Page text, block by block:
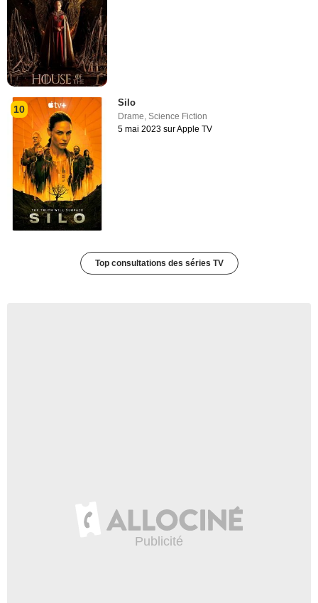
10
Silo
Drame,Science Fiction
5 mai 2023 sur Apple TV
Top consultations des séries TV